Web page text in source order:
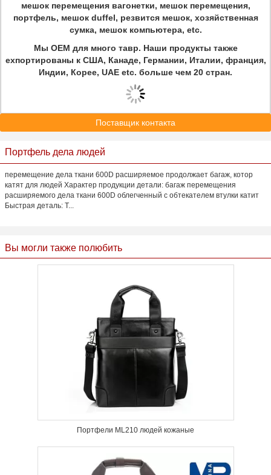
мешок перемещения вагонетки, мешок перемещения,
портфель, мешок duffel, резвится мешок, хозяйственная
сумка, мешок компьютера, etc.
Мы OEM для много тавр. Наши продукты также
ехпортированы к США, Канаде, Германии, Италии, франция,
Индии, Корее, UAE etc. больше чем 20 стран.
Поставщик контакта
Портфель дела людей
перемещение дела ткани 600D расширяемое продолжает багаж, котор
катят для людей Характер продукции детали: багаж перемещения
расширяемого дела ткани 600D облегченный с обтекателем втулки катит
Быстрая деталь: Т...
Вы могли также полюбить
Портфели ML210 людей кожаные